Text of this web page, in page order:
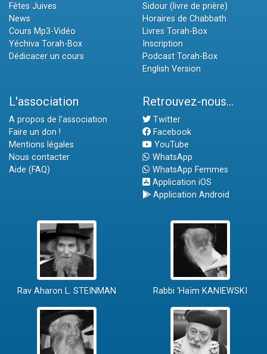
Fêtes Juives
News
Cours Mp3-Vidéo
Yéchiva Torah-Box
Dédicacer un cours
Sidour (livre de prière)
Horaires de Chabbath
Livres Torah-Box
Inscription
Podcast Torah-Box
English Version
L'association
A propos de l'association
Faire un don !
Mentions légales
Nous contacter
Aide (FAQ)
Retrouvez-nous...
Twitter
Facebook
YouTube
WhatsApp
WhatsApp Femmes
Application iOS
Application Android
Rav Aharon L. STEINMAN Rabbi 'Haïm KANIEWSKI